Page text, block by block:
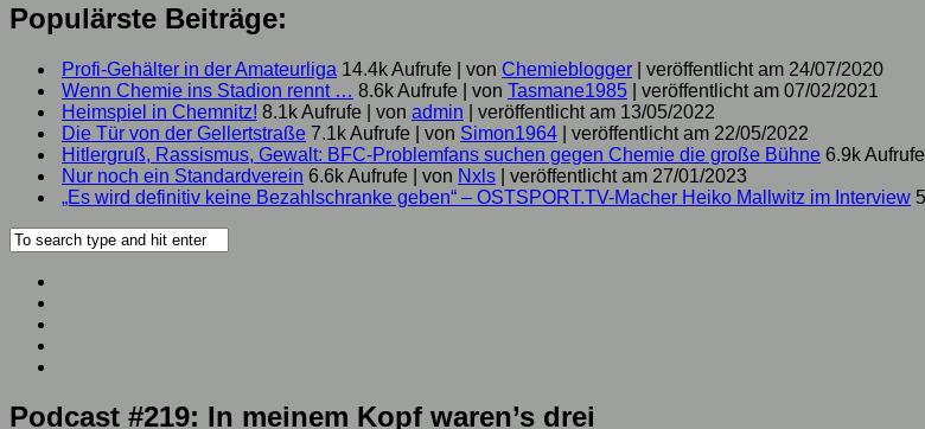
Populärste Beiträge:
Profi-Gehälter in der Amateurliga 14.4k Aufrufe von Chemieblogger
veröffentlicht am 24/07/2020
Wenn Chemie ins Stadion rennt … 8.6k Aufrufe von Tasmane1985
veröffentlicht am 07/02/2021
Heimspiel in Chemnitz! 8.1k Aufrufe von admin
veröffentlicht am 13/05/2022
Die Tür von der Gellertstraße 7.1k Aufrufe von Simon1964
veröffentlicht am 22/05/2022
Hitlergruß, Rassismus, Gewalt: BFC-Problemfans suchen gegen Chemie die große Bühne 6.9k Aufrufe
Nur noch ein Standardverein 6.6k Aufrufe von Nxls
veröffentlicht am 27/01/2023
„Es wird definitiv keine Bezahlschranke geben“ – OSTSPORT.TV-Macher Heiko Mallwitz im Interview
Podcast #219: In meinem Kopf waren’s drei